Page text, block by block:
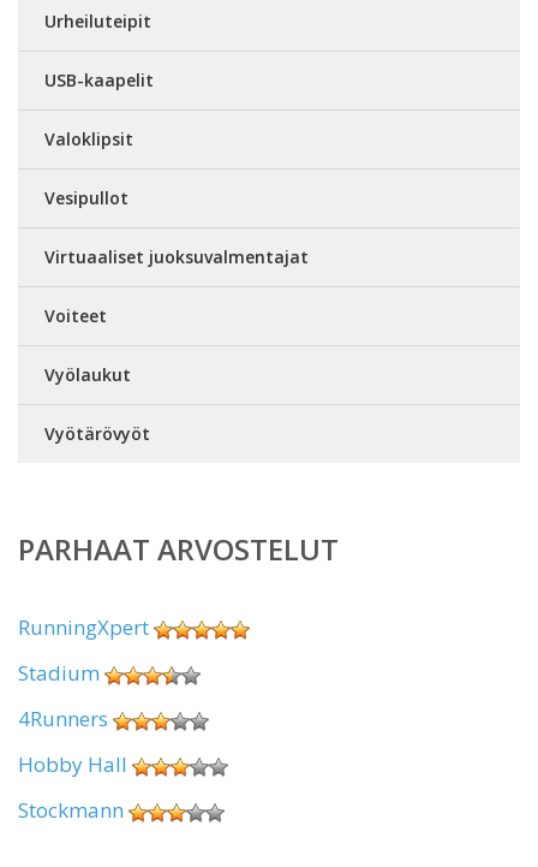
Urheiluteipit
USB-kaapelit
Valoklipsit
Vesipullot
Virtuaaliset juoksuvalmentajat
Voiteet
Vyölaukut
Vyötärövyöt
PARHAAT ARVOSTELUT
RunningXpert
Stadium
4Runners
Hobby Hall
Stockmann